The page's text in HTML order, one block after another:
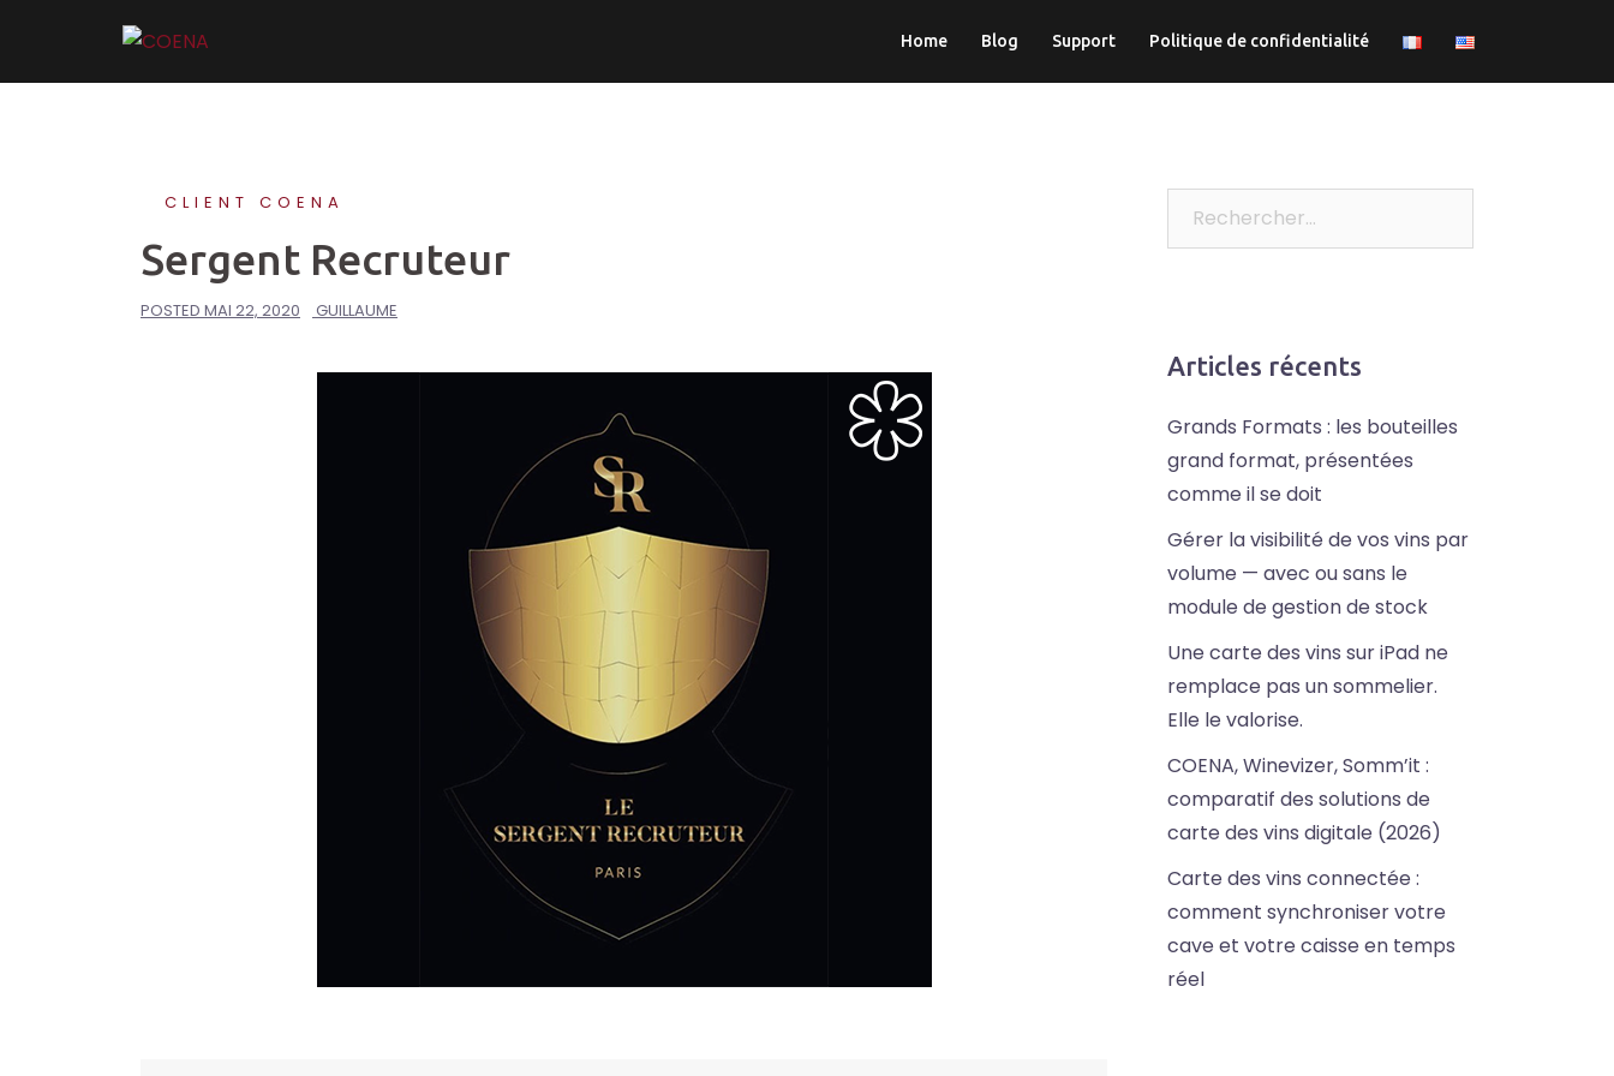
content
Home Blog Support Politique de confidentialité
CLIENT COENA
Sergent Recruteur
POSTED MAI 22, 2020 GUILLAUME
Rechercher :
Articles récents
Grands Formats : les bouteilles
grand format, présentées
comme il se doit
Gérer la visibilité de vos vins par
volume — avec ou sans le
module de gestion de stock
Une carte des vins sur iPad ne
remplace pas un sommelier.
Elle le valorise.
COENA, Winevizer, Somm’it :
comparatif des solutions de
carte des vins digitale (2026)
Carte des vins connectée :
comment synchroniser votre
cave et votre caisse en temps
réel